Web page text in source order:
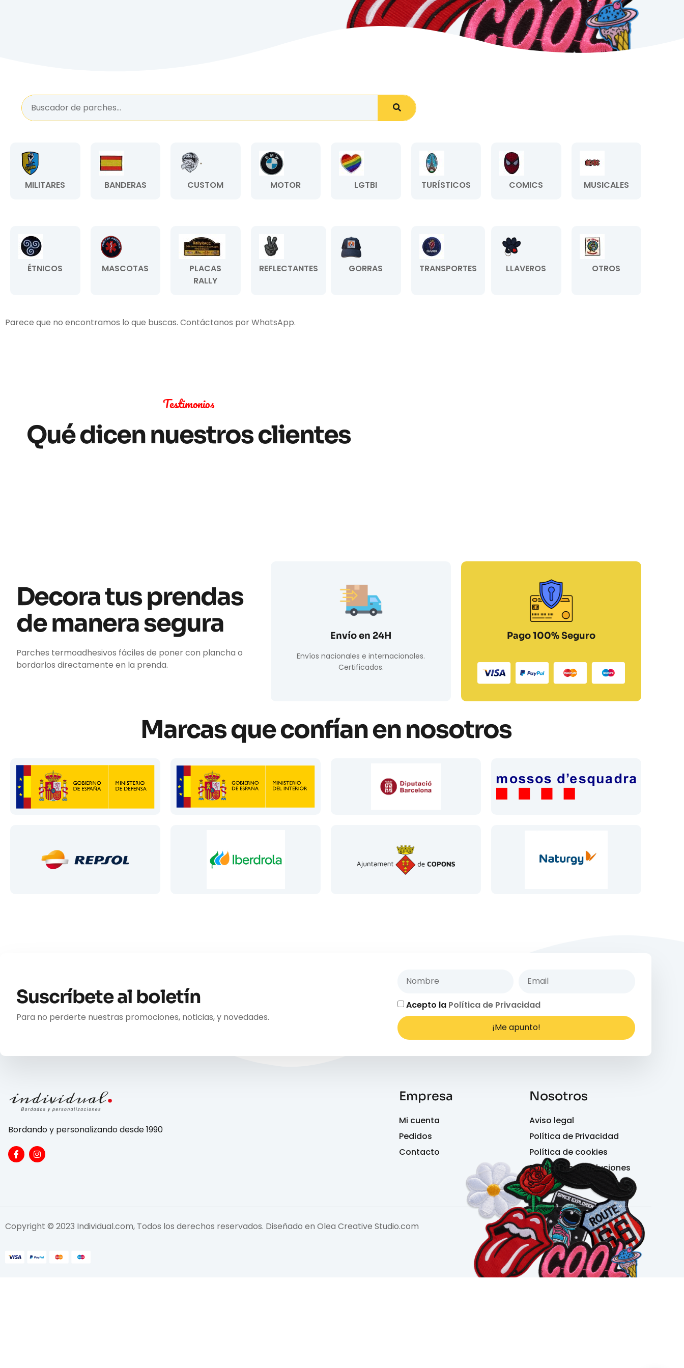
MILITARES BANDERAS CUSTOM MOTOR LGTBI TURÍSTICOS COMICS MUSICALES
ÉTNICOS MASCOTAS
PLACAS
RALLY
REFLECTANTES GORRAS TRANSPORTES LLAVEROS OTROS
Parece que no encontramos lo que buscas. Contáctanos por WhatsApp.
Testimonios
Qué dicen nuestros clientes
Decora tus prendas
de manera segura
Parches termoadhesivos fáciles de poner con plancha o
bordarlos directamente en la prenda.
Envío en 24H
Envíos nacionales e internacionales.
Certificados.
Pago 100% Seguro
Marcas que confían en nosotros
Suscríbete al boletín
Para no perderte nuestras promociones, noticias, y novedades.
Acepto la Política de Privacidad
¡Me apunto!
Bordando y personalizando desde 1990
Empresa
Mi cuenta
Pedidos
Contacto
Nosotros
Aviso legal
Política de Privacidad
Política de cookies
Política de devoluciones
Copyright © 2023 Individual.com, Todos los derechos reservados. Diseñado en Olea Creative Studio.com